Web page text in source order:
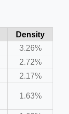
Density
3.26%
2.72%
2.17%
1.63%